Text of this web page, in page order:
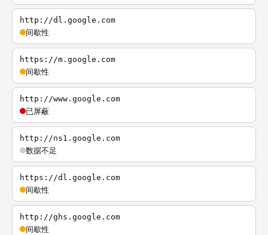
http://dl.google.com
间歇性
https://m.google.com
间歇性
http://www.google.com
已屏蔽
http://ns1.google.com
数据不足
https://dl.google.com
间歇性
http://ghs.google.com
间歇性